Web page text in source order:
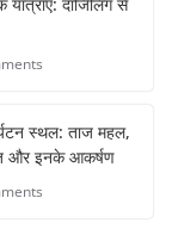
स्थल: ताज महल,
और इनके आकर्षण